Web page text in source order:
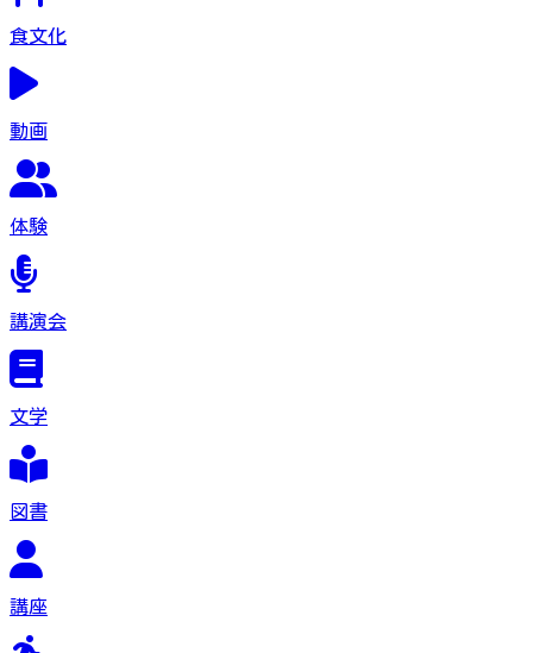
食文化
動画
体験
講演会
文学
図書
講座